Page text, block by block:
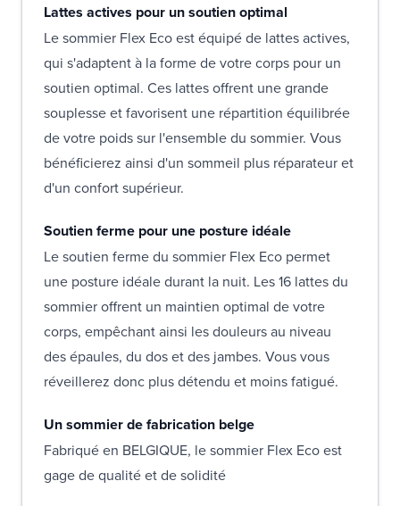
Lattes actives pour un soutien optimal
Le sommier Flex Eco est équipé de lattes actives,
qui s'adaptent à la forme de votre corps pour un
soutien optimal. Ces lattes offrent une grande
souplesse et favorisent une répartition équilibrée
de votre poids sur l'ensemble du sommier. Vous
bénéficierez ainsi d'un sommeil plus réparateur et
d'un confort supérieur.
Soutien ferme pour une posture idéale
Le soutien ferme du sommier Flex Eco permet
une posture idéale durant la nuit. Les 16 lattes du
sommier offrent un maintien optimal de votre
corps, empêchant ainsi les douleurs au niveau
des épaules, du dos et des jambes. Vous vous
réveillerez donc plus détendu et moins fatigué.
Un sommier de fabrication belge
Fabriqué en BELGIQUE, le sommier Flex Eco est
gage de qualité et de solidité